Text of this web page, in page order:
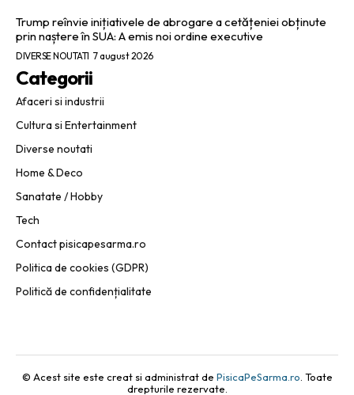
Trump reînvie inițiativele de abrogare a cetățeniei obținute
prin naștere în SUA: A emis noi ordine executive
DIVERSE NOUTATI 7 august 2026
Categorii
Afaceri si industrii
Cultura si Entertainment
Diverse noutati
Home & Deco
Sanatate / Hobby
Tech
Contact pisicapesarma.ro
Politica de cookies (GDPR)
Politică de confidențialitate
© Acest site este creat si administrat de PisicaPeSarma.ro . Toate
drepturile rezervate.